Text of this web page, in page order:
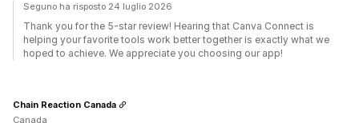
Seguno ha risposto 24 luglio 2026
Thank you for the 5-star review! Hearing that Canva Connect is
helping your favorite tools work better together is exactly what we
hoped to achieve. We appreciate you choosing our app!
Chain Reaction Canada
Canada